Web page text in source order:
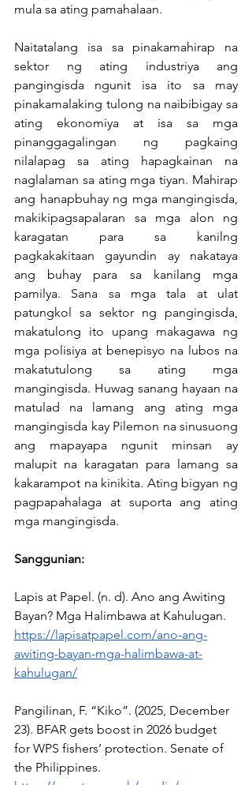
mula sa ating pamahalaan.
Naitatalang isa sa pinakamahirap na
sektor ng ating industriya ang
pangingisda ngunit isa ito sa may
pinakamalaking tulong na naibibigay sa
ating ekonomiya at isa sa mga
pinanggagalingan ng pagkaing
nilalapag sa ating hapagkainan na
naglalaman sa ating mga tiyan. Mahirap
ang hanapbuhay ng mga mangingisda,
makikipagsapalaran sa mga alon ng
karagatan para sa kanilng
pagkakakitaan gayundin ay nakataya
ang buhay para sa kanilang mga
pamilya. Sana sa mga tala at ulat
patungkol sa sektor ng pangingisda,
makatulong ito upang makagawa ng
mga polisiya at benepisyo na lubos na
makatutulong sa ating mga
mangingisda. Huwag sanang hayaan na
matulad na lamang ang ating mga
mangingisda kay Pilemon na sinusuong
ang mapayapa ngunit minsan ay
malupit na karagatan para lamang sa
kakarampot na kinikita. Ating bigyan ng
pagpapahalaga at suporta ang ating
mga mangingisda.
Sanggunian:
Lapis at Papel. (n. d). Ano ang Awiting
Bayan? Mga Halimbawa at Kahulugan.
https://lapisatpapel.com/ano-ang-
awiting-bayan-mga-halimbawa-at-
kahulugan/
Pangilinan, F. “Kiko”. (2025, December
23). BFAR gets boost in 2026 budget
for WPS fishers’ protection. Senate of
the Philippines.